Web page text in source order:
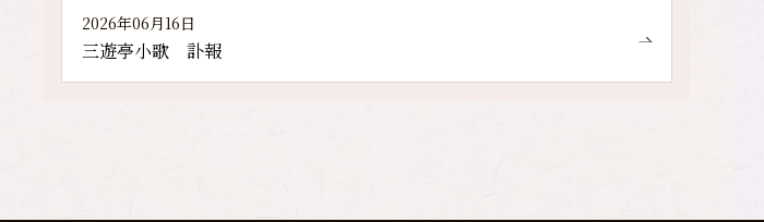
2026年06月16日
三遊亭小歌 訃報